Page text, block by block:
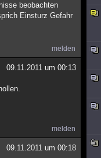
beobachten
Einsturz Gefahr
melden
09.11.2011 um 00:13
melden
09.11.2011 um 00:18